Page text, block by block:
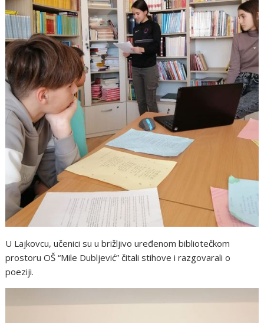
U Lajkovcu, učenici su u brižljivo uređenom bibliotečkom
prostoru OŠ “Mile Dubljević” čitali stihove i razgovarali o
poeziji.